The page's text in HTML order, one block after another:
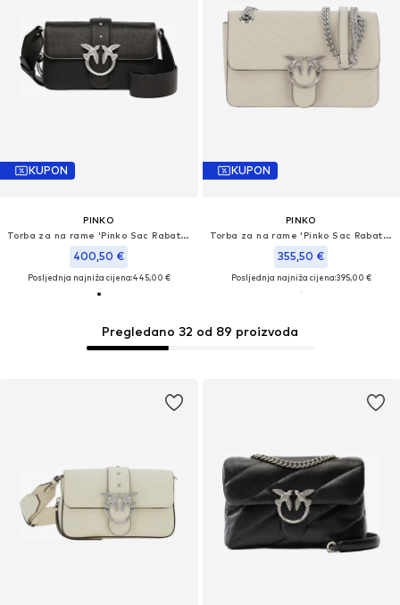
Pregledano 32 od 89 proizvoda
KUPON
PINKO
Torba za na rame 'Pinko Sac Rabat Love One Slouchy Zip Mini Vite Noir'
400,50 €
Posljednja najniža cijena:445,00 €
KUPON
PINKO
Torba za na rame 'Pinko Sac Rabat Love One Light Mini Vitello Wr Blanc'
355,50 €
Posljednja najniža cijena:395,00 €